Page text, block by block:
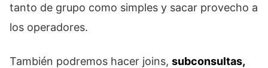
tanto de grupo como simples y sacar provecho a
los operadores.
También podremos hacer joins, subconsultas,